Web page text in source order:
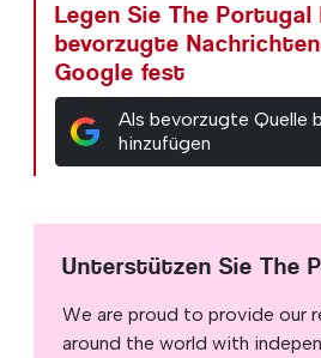
Legen Sie The Portugal
bevorzugte
Google fest
Als bevorzugte Quelle
hinzufügen
Unterstützen Sie The
We are proud to provide our
around the world with